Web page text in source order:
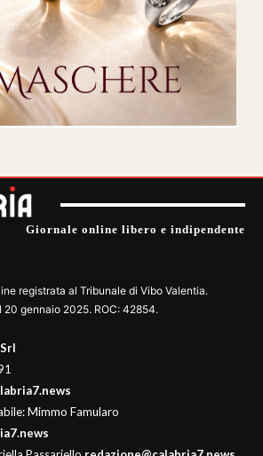
Giornale online libero e indipendente
registrata al Tribunale di Vibo Valentia.
20 gennaio 2025. ROC: 42854.
Mimmo Famularo